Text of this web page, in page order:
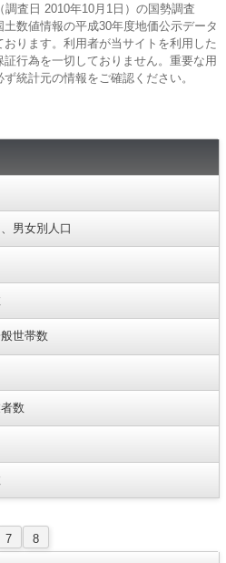
査日 2010年10月1日）の国勢調査
土数値情報の平成30年度地価公示データ
おります。利用者が当サイトを利用した
行為を一切しておりません。重要な用
統計元の情報をご確認ください。
男女別人口
世帯数
数
7
8